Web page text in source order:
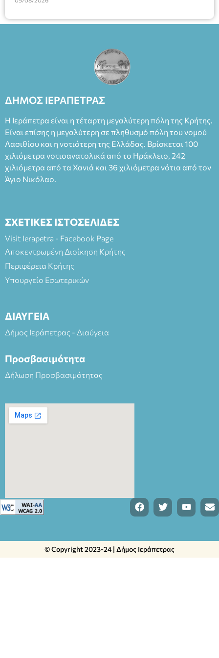
ΔΗΜΟΣ ΙΕΡΑΠΕΤΡΑΣ
Η Ιεράπετρα είναι η τέταρτη μεγαλύτερη πόλη της Κρήτης.
Είναι επίσης η μεγαλύτερη σε πληθυσμό πόλη του νομού
Λασιθίου και η νοτιότερη της Ελλάδας. Βρίσκεται 100
χιλιόμετρα νοτιοανατολικά από το Ηράκλειο, 242
χιλιόμετρα από τα Χανιά και 36 χιλιόμετρα νότια από τον
Άγιο Νικόλαο.
ΣΧΕΤΙΚΕΣ ΙΣΤΟΣΕΛΙΔΕΣ
Visit Ierapetra - Facebook Page
Αποκεντρωμένη Διοίκηση Κρήτης
Περιφέρεια Κρήτης
Υπουργείο Εσωτερικών
ΔΙΑΥΓΕΙΑ
Δήμος Ιεράπετρας - Διαύγεια
Προσβασιμότητα
Δήλωση Προσβασιμότητας
© Copyright 2023-24 | Δήμος Ιεράπετρας